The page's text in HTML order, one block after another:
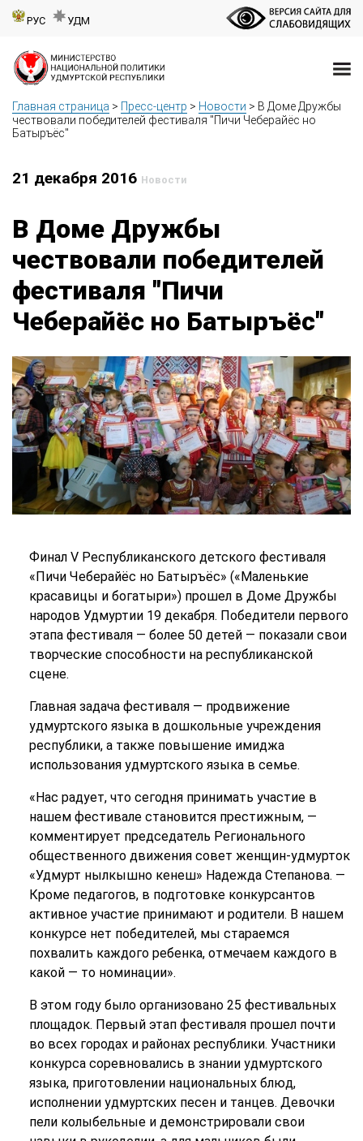
РУС УДМ
Главная страница > Пресс-центр > Новости > В Доме Дружбы
чествовали победителей фестиваля "Пичи Чеберайёс но
Батыръёс"
21 декабря 2016 Новости
В Доме Дружбы
чествовали победителей
фестиваля "Пичи
Чеберайёс но Батыръёс"
Финал V Республиканского детского фестиваля
«Пичи Чеберайёс но Батыръёс» («Маленькие
красавицы и богатыри») прошел в Доме Дружбы
народов Удмуртии 19 декабря. Победители первого
этапа фестиваля — более 50 детей — показали свои
творческие способности на республиканской
сцене.
Главная задача фестиваля — продвижение
удмуртского языка в дошкольные учреждения
республики, а также повышение имиджа
использования удмуртского языка в семье.
«Нас радует, что сегодня принимать участие в
нашем фестивале становится престижным, —
комментирует председатель Регионального
общественного движения совет женщин-удмурток
«Удмурт нылкышно кенеш» Надежда Степанова. —
Кроме педагогов, в подготовке конкурсантов
активное участие принимают и родители. В нашем
конкурсе нет победителей, мы стараемся
похвалить каждого ребенка, отмечаем каждого в
какой — то номинации».
В этом году было организовано 25 фестивальных
площадок. Первый этап фестиваля прошел почти
во всех городах и районах республики. Участники
конкурса соревновались в знании удмуртского
языка, приготовлении национальных блюд,
исполнении удмуртских песен и танцев. Девочки
пели колыбельные и демонстрировали свои